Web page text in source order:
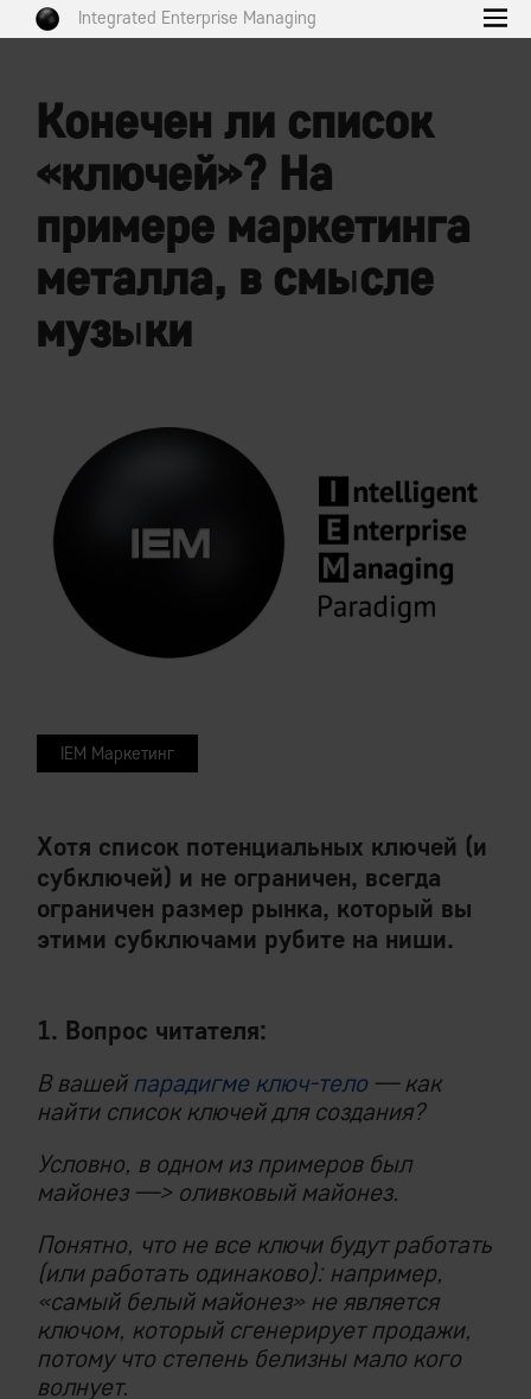
Integrated Enterprise Managing
Конечен ли список
«ключей»? На
примере маркетинга
металла, в смысле
музыки
IEM Маркетинг
Хотя список потенциальных ключей (и
субключей) и не ограничен, всегда
ограничен размер рынка, который вы
этими субключами рубите на ниши.
1. Вопрос читателя:
В вашей парадигме ключ-тело — как
найти список ключей для создания?
Условно, в одном из примеров был
майонез —> оливковый майонез.
Понятно, что не все ключи будут работать
(или работать одинаково): например,
«самый белый майонез» не является
ключом, который сгенерирует продажи,
потому что степень белизны мало кого
волнует.